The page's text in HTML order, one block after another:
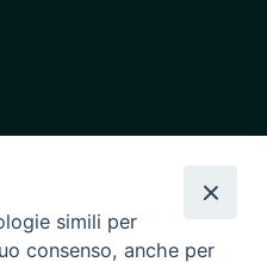
simili per
consenso, anche per